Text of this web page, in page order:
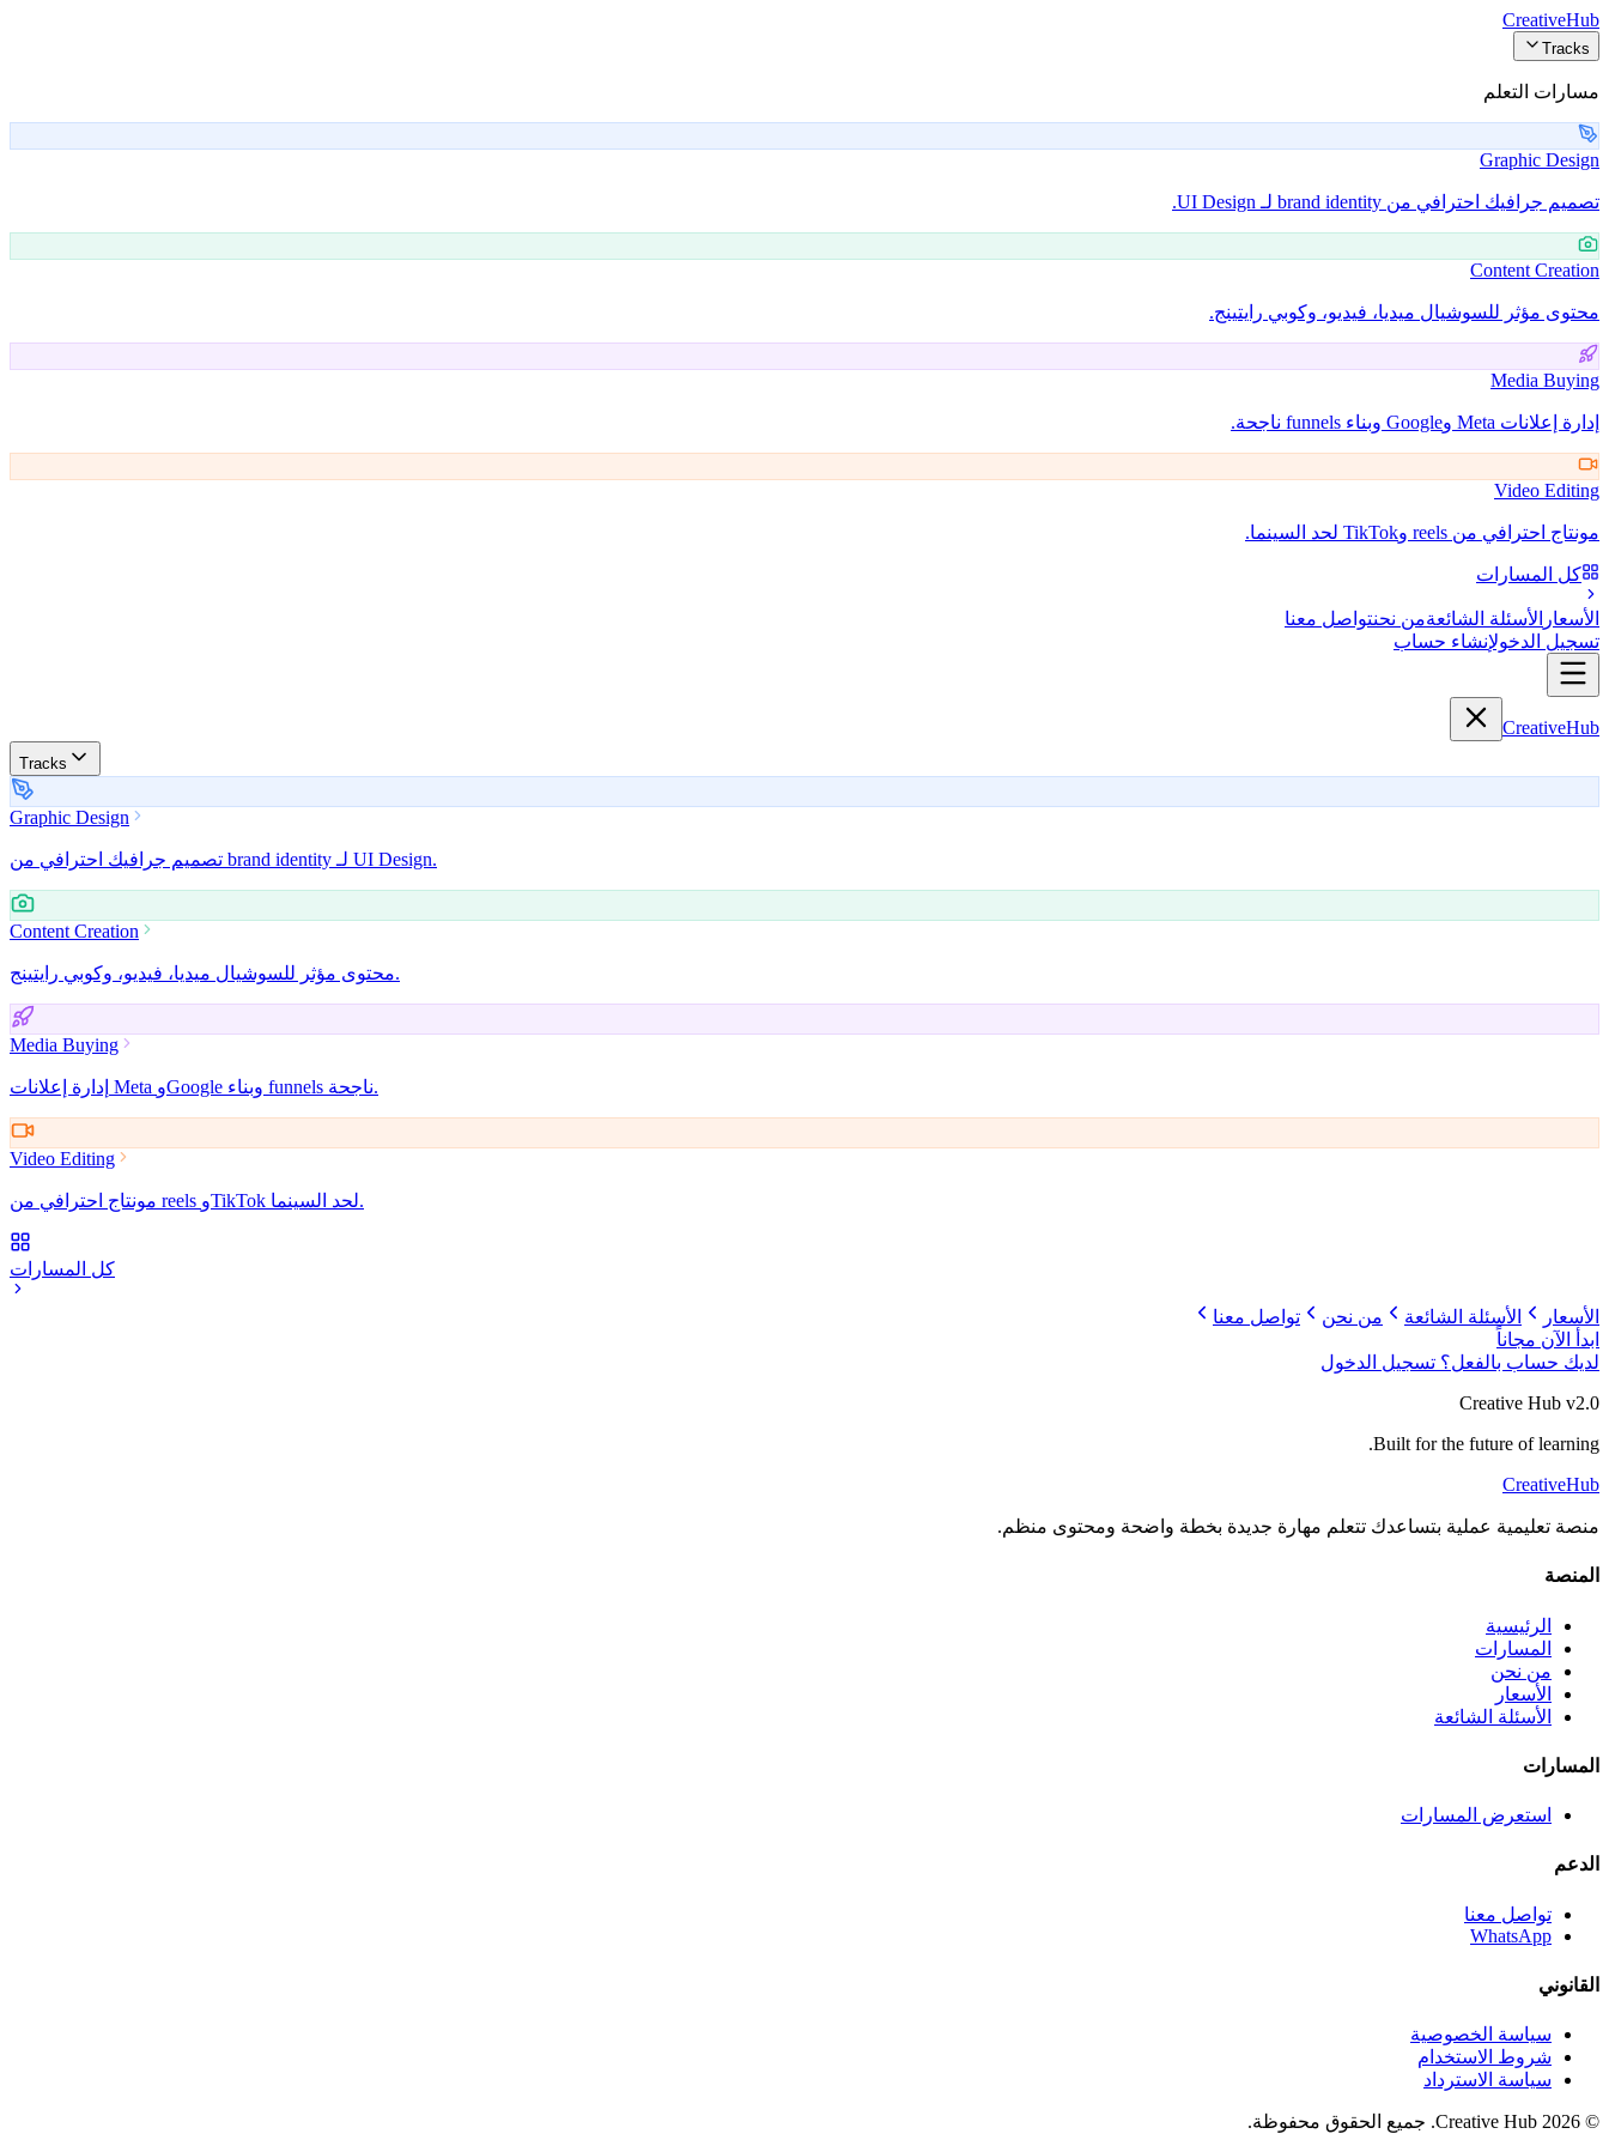
CreativeHub
Tracks
مسارات التعلم
Graphic Design
تصميم جرافيك احترافي من brand identity لـ UI Design.
Content Creation
محتوى مؤثر للسوشيال ميديا، فيديو، وكوبي رايتينج.
Media Buying
إدارة إعلانات Meta وGoogle وبناء funnels ناجحة.
Video Editing
مونتاج احترافي من reels وTikTok لحد السينما.
كل المسارات
الأسعار الأسئلة الشائعةمن نحنتواصل معنا
تسجيل الدخولإنشاء حساب
CreativeHub
Tracks
Graphic Design
تصميم جرافيك احترافي من brand identity لـ UI Design.
Content Creation
محتوى مؤثر للسوشيال ميديا، فيديو، وكوبي رايتينج.
Media Buying
إدارة إعلانات Meta وGoogle وبناء funnels ناجحة.
Video Editing
مونتاج احترافي من reels وTikTok لحد السينما.
كل المسارات
الأسعار الأسئلة الشائعة من نحن
تواصل معنا
ابدأ الآن مجاناً
لديك حساب بالفعل؟ تسجيل الدخول
Creative Hub v2.0
Built for the future of learning.
CreativeHub
منصة تعليمية عملية بتساعدك تتعلم مهارة جديدة بخطة واضحة ومحتوى منظم.
المنصة
الرئيسية
المسارات
من نحن
الأسعار
الأسئلة الشائعة
المسارات
استعرض المسارات
الدعم
تواصل معنا
WhatsApp
القانوني
سياسة الخصوصية
شروط الاستخدام
سياسة الاسترداد
©
2026